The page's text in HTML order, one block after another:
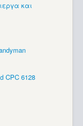
και
CPC 6128